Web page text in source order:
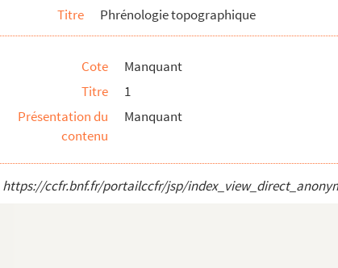
Titre Phrénologie topographique
Cote
Manquant
Titre
1
Présentation du
contenu
Manquant
https://ccfr.bnf.fr/portailccfr/jsp/